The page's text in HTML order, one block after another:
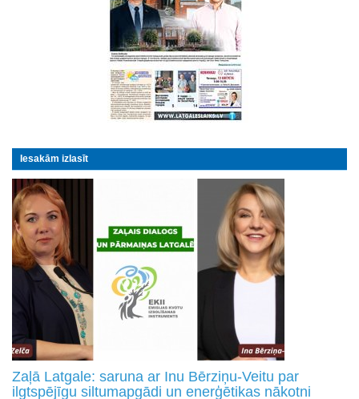
Iesakām izlasīt
Zaļā Latgale: saruna ar Inu Bērziņu-Veitu par
ilgtspējīgu siltumapgādi un enerģētikas nākotni